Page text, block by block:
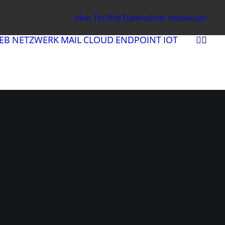
Über Tec-Bite Datenschutz Impressum
NETZWERK MAIL CLOUD ENDPOINT IOT